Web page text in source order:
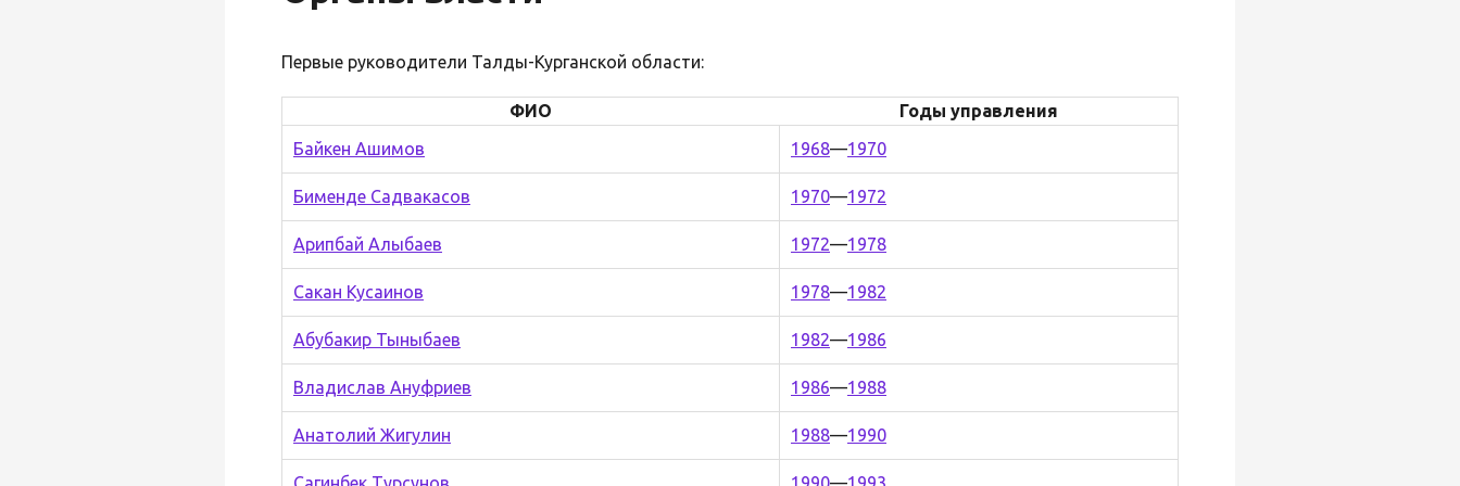
Первые руководители Талды-Курганской области:
ФИО
Годы управления
Байкен Ашимов
1968—1970
Бименде Садвакасов 1970—1972
Арипбай Алыбаев 1972—1978
Сакан Кусаинов 1978—1982
Абубакир Тыныбаев 1982—1986
Владислав Ануфриев 1986—1988
Анатолий Жигулин 1988—1990